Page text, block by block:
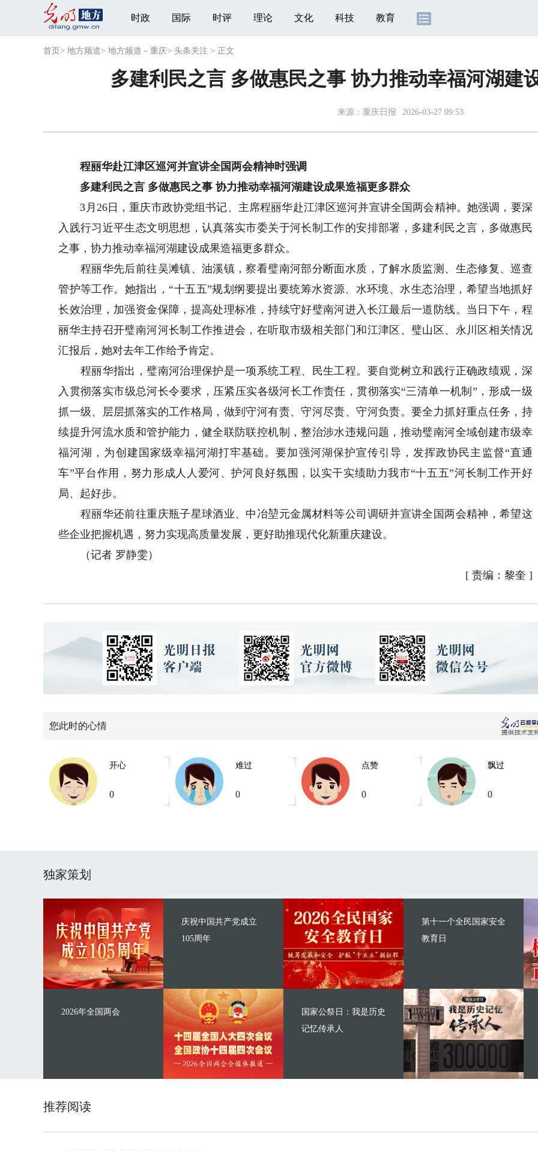
时政 国际 时评 理论 文化 科技 教育
首页 > 地方频道> 地方频道－重庆> 头条关注 > 正文
多建利民之言 多做惠民之事 协力推动幸福河湖建
来源： 重庆日报 2026-03-27 09:53
程丽华赴江津区巡河并宣讲全国两会精神时强调
多建利民之言 多做惠民之事 协力推动幸福河湖建设成果造福更多群众
3月26日，重庆市政协党组书记、主席程丽华赴江津区巡河并宣讲全国两会精神。她强调，要深
入践行习近平生态文明思想，认真落实市委关于河长制工作的安排部署，多建利民之言，多做惠民
之事，协力推动幸福河湖建设成果造福更多群众。
程丽华先后前往吴滩镇、油溪镇，察看璧南河部分断面水质，了解水质监测、生态修复、巡查
管护等工作。她指出，“十五五”规划纲要提出要统筹水资源、水环境、水生态治理，希望当地抓好
长效治理，加强资金保障，提高处理标准，持续守好璧南河进入长江最后一道防线。当日下午，程
丽华主持召开璧南河河长制工作推进会，在听取市级相关部门和江津区、璧山区、永川区相关情况
汇报后，她对去年工作给予肯定。
程丽华指出，璧南河治理保护是一项系统工程、民生工程。要自觉树立和践行正确政绩观，深
入贯彻落实市级总河长令要求，压紧压实各级河长工作责任，贯彻落实“三清单一机制”，形成一级
抓一级、层层抓落实的工作格局，做到守河有责、守河尽责、守河负责。要全力抓好重点任务，持
续提升河流水质和管护能力，健全联防联控机制，整治涉水违规问题，推动璧南河全域创建市级幸
福河湖，为创建国家级幸福河湖打牢基础。要加强河湖保护宣传引导，发挥政协民主监督“直通
车”平台作用，努力形成人人爱河、护河良好氛围，以实干实绩助力我市“十五五”河长制工作开好
局、起好步。
程丽华还前往重庆瓶子星球酒业、中冶堃元金属材料等公司调研并宣讲全国两会精神，希望这
些企业把握机遇，努力实现高质量发展，更好助推现代化新重庆建设。
（记者 罗静雯）
[ 责编：黎奎 ]
您此时的心情
开心
0
难过
0
点赞
0
飘过
0
独家策划
庆祝中国共产党成立
105周年
2026年全国两会
第十一个全民国家安全
教育日
国家公祭日：我是历史
记忆传承人
推荐阅读